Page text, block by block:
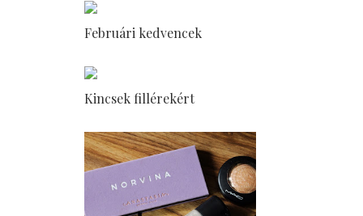
Februári kedvencek
Kincsek fillérekért